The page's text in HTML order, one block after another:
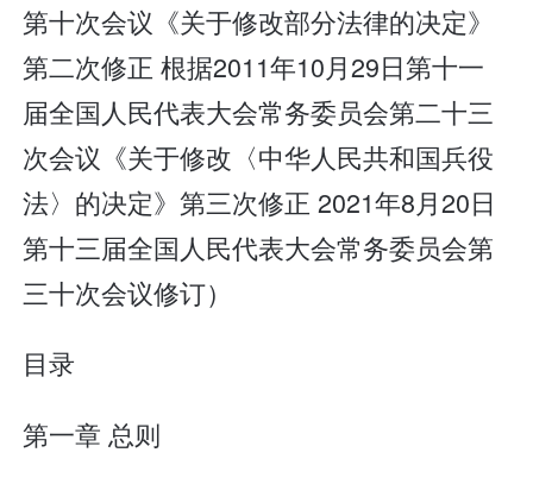
第十次会议《关于修改部分法律的决定》
第二次修正 根据2011年10月29日第十一
届全国人民代表大会常务委员会第二十三
次会议《关于修改〈中华人民共和国兵役
法〉的决定》第三次修正 2021年8月20日
第十三届全国人民代表大会常务委员会第
三十次会议修订）
目录
第一章 总则